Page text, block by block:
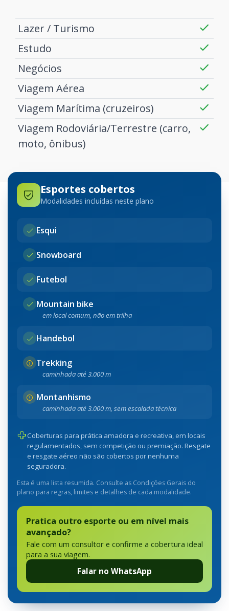
Lazer / Turismo
Estudo
Negócios
Viagem Aérea
Viagem Marítima (cruzeiros)
Viagem Rodoviária/Terrestre (carro,
moto, ônibus)
Esportes cobertos
Modalidades incluídas neste plano
Esqui
Snowboard
Futebol
Mountain bike
em local comum, não em trilha
Handebol
Trekking
caminhada até 3.000 m
Montanhismo
caminhada até 3.000 m, sem escalada técnica
Coberturas para prática amadora e recreativa, em locais
regulamentados, sem competição ou premiação. Resgate
e resgate aéreo não são cobertos por nenhuma
seguradora.
Esta é uma lista resumida. Consulte as Condições Gerais do
plano para regras, limites e detalhes de cada modalidade.
Pratica outro esporte ou em nível mais
avançado?
Fale com um consultor e confirme a cobertura ideal
para a sua viagem.
Falar no WhatsApp